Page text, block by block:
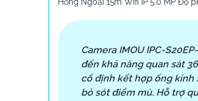
Camera IMOU IPC-
đến khả năng quan sát
cố định kết hợp ống kính
bỏ sót điểm mù. Hỗ trợ